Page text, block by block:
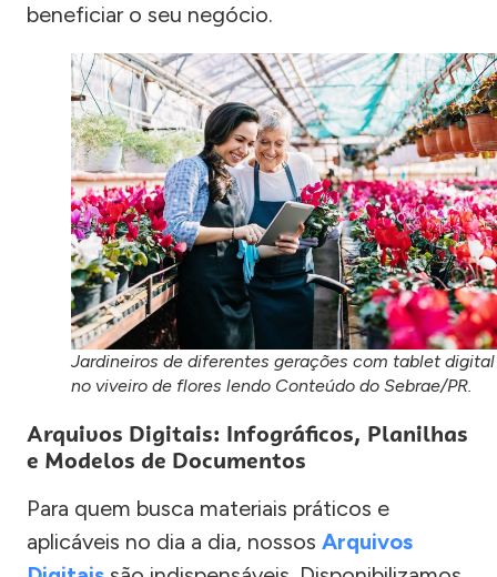
beneficiar o seu negócio.
Jardineiros de diferentes gerações com tablet digital
no viveiro de flores lendo Conteúdo do Sebrae/PR.
Arquivos Digitais: Infográficos, Planilhas
e Modelos de Documentos
Para quem busca materiais práticos e
aplicáveis no dia a dia, nossos Arquivos